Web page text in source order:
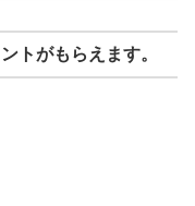
トがもらえます。